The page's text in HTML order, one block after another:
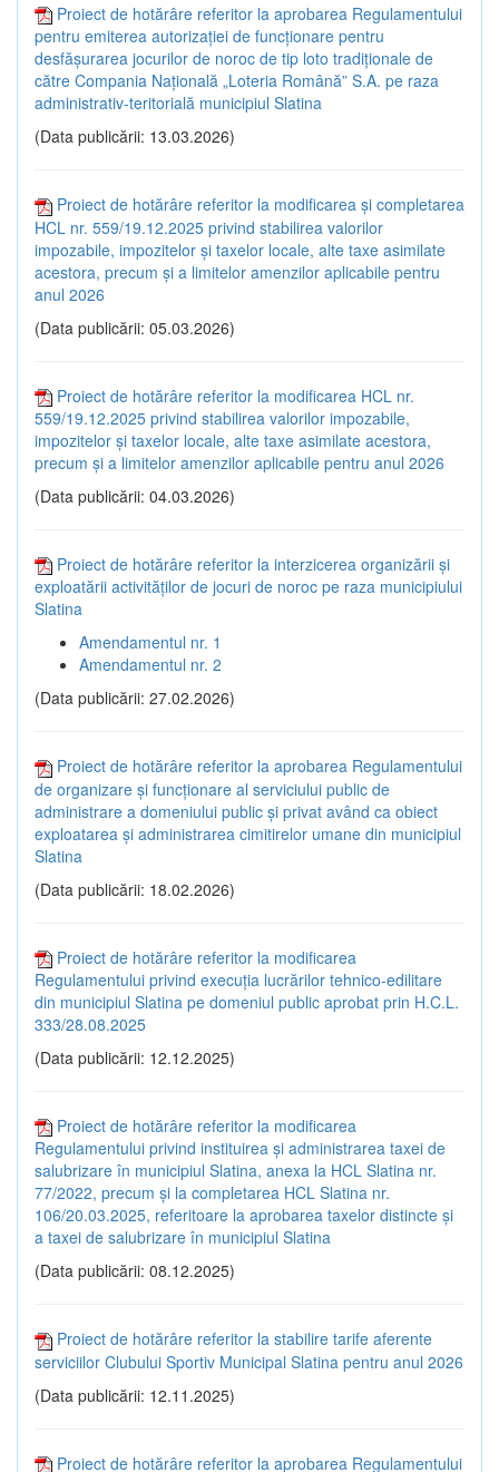
Proiect de hotărâre referitor la aprobarea Regulamentului
pentru emiterea autorizației de funcționare pentru
desfășurarea jocurilor de noroc de tip loto tradiționale de
către Compania Națională „Loteria Română” S.A. pe raza
administrativ-teritorială municipiul Slatina
(Data publicării: 13.03.2026)
Proiect de hotărâre referitor la modificarea și completarea
HCL nr. 559/19.12.2025 privind stabilirea valorilor
impozabile, impozitelor și taxelor locale, alte taxe asimilate
acestora, precum și a limitelor amenzilor aplicabile pentru
anul 2026
(Data publicării: 05.03.2026)
Proiect de hotărâre referitor la modificarea HCL nr.
559/19.12.2025 privind stabilirea valorilor impozabile,
impozitelor și taxelor locale, alte taxe asimilate acestora,
precum și a limitelor amenzilor aplicabile pentru anul 2026
(Data publicării: 04.03.2026)
Proiect de hotărâre referitor la interzicerea organizării și
exploatării activităților de jocuri de noroc pe raza municipiului
Slatina
Amendamentul nr. 1
Amendamentul nr. 2
(Data publicării: 27.02.2026)
Proiect de hotărâre referitor la aprobarea Regulamentului
de organizare și funcționare al serviciului public de
administrare a domeniului public și privat având ca obiect
exploatarea și administrarea cimitirelor umane din municipiul
Slatina
(Data publicării: 18.02.2026)
Proiect de hotărâre referitor la modificarea
Regulamentului privind execuția lucrărilor tehnico-edilitare
din municipiul Slatina pe domeniul public aprobat prin H.C.L.
333/28.08.2025
(Data publicării: 12.12.2025)
Proiect de hotărâre referitor la modificarea
Regulamentului privind instituirea și administrarea taxei de
salubrizare în municipiul Slatina, anexa la HCL Slatina nr.
77/2022, precum și la completarea HCL Slatina nr.
106/20.03.2025, referitoare la aprobarea taxelor distincte și
a taxei de salubrizare în municipiul Slatina
(Data publicării: 08.12.2025)
Proiect de hotărâre referitor la stabilire tarife aferente
serviciilor Clubului Sportiv Municipal Slatina pentru anul 2026
(Data publicării: 12.11.2025)
Proiect de hotărâre referitor la aprobarea Regulamentului